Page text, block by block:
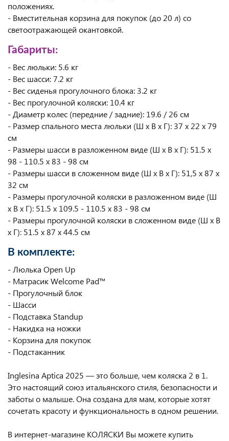
положениях.
- Вместительная корзина для покупок (до 20 л) со
светоотражающей окантовкой.
Габариты:
- Вес люльки: 5.6 кг
- Вес шасси: 7.2 кг
- Вес сиденья прогулочного блока: 3.2 кг
- Вес прогулочной коляски: 10.4 кг
- Диаметр колес (передние / задние): 19.6 / 26 см
- Размер спального места люльки (Ш x В x Г): 37 x 22 x 79
см
- Размеры шасси в разложенном виде (Ш x В x Г): 51.5 x
98 - 110.5 х 83 - 98 см
- Размеры шасси в сложенном виде (Ш x В x Г): 51,5 х 87 х
32 см
- Размеры прогулочной коляски в разложенном виде (Ш
x В x Г): 51.5 x 109.5 - 110.5 x 83 - 98 см
- Размеры прогулочной коляски в сложенном виде (Ш x В
x Г): 51.5 x 87 x 44.5 см
В комплекте:
- Люлька Open Up
- Матрасик Welcome Pad™
- Прогулочный блок
- Шасси
- Подставка Standup
- Накидка на ножки
- Корзина для покупок
- Подстаканник
Inglesina Aptica 2025 — это больше, чем коляска 2 в 1.
Это настоящий союз итальянского стиля, безопасности и
заботы о малыше. Она создана для мам, которые хотят
сочетать красоту и функциональность в одном решении.
В интернет-магазине КОЛЯСКИ Вы можете купить